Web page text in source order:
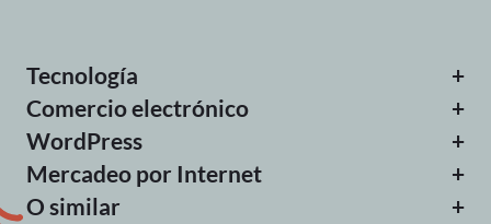
Tecnología
+
Comercio electrónico
+
WordPress
+
Mercadeo por Internet
+
O similar
+